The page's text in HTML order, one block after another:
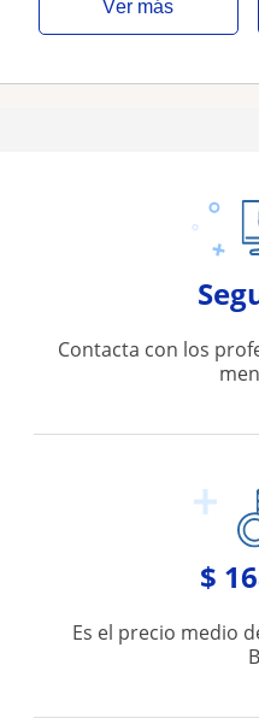
ver más
Contacta con los
$
Es el precio medio